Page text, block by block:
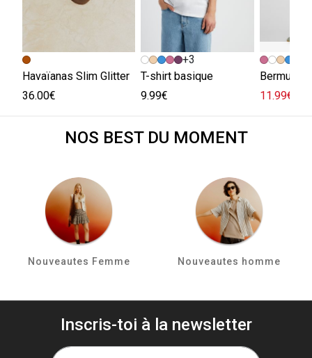
Havaïanas Slim Glitter
36.00€
+3
T-shirt basique
9.99€
Bermuda
11.99€
NOS BEST DU MOMENT
Nouveautes Femme Nouveautes homme
Inscris-toi à la newsletter